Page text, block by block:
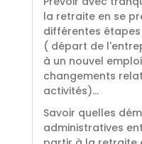
la retraite en se
différentes
( départ de
à un nouvel
changements
activités)…
Savoir quelles
administratives